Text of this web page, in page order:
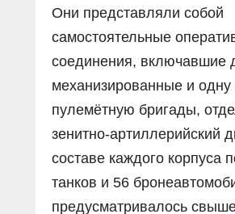
Они представляли собой
самостоятельные
соединения, включавшие
механизированные и одну
пулемётную бригады,
зенитно-артиллерийский
составе каждого корпуса
танков и 56
предусматривалось